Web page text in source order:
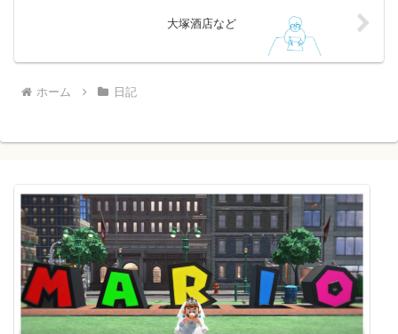
大塚酒店など
ホーム 日記